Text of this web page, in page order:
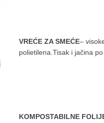
VREĆE ZA SMEĆE–
polietilena.Tisak i jačina
KOMPOSTABILNE